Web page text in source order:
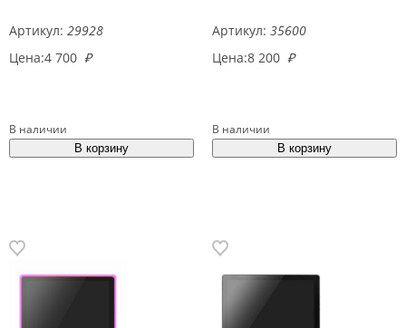
Артикул: 29928
Цена:4 700 ₽
В наличии
Артикул: 35600
Цена:8 200 ₽
В наличии